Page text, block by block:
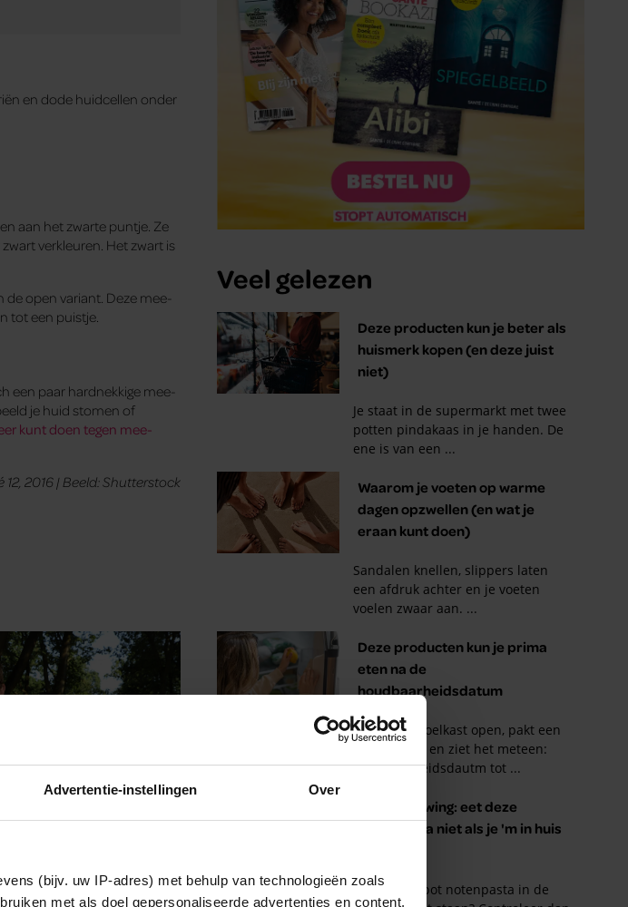
Advertentie-instellingen Over
(bijv. uw IP-adres) met behulp van technologieën zoals
met als doel gepersonaliseerde advertenties en content,
en dode huidcellen onder
aan het zwarte puntje. Ze
verkleuren. Het zwart is
open variant. Deze mee-
tot een puistje.
een paar hardnekkige mee-
je huid stomen of
kunt doen tegen mee-
12, 2016 | Beeld: Shutterstock